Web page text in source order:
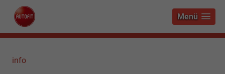
Menü
info